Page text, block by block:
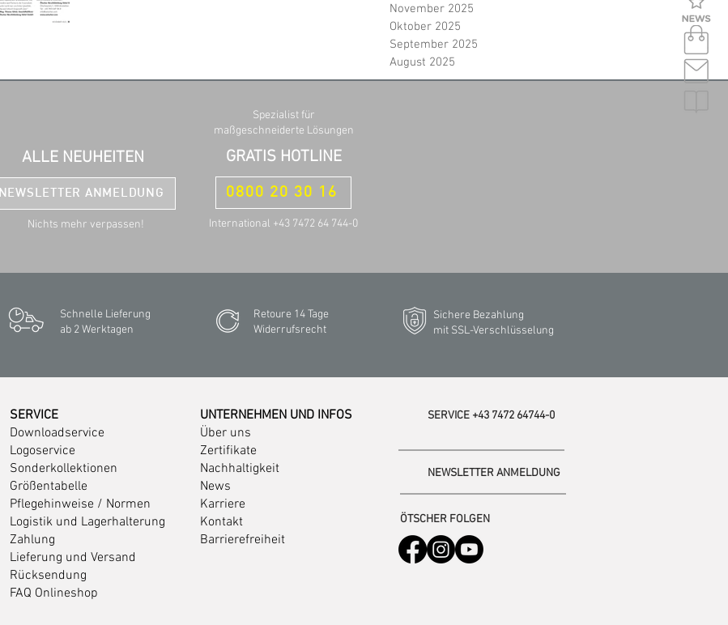
November 2025
Oktober 2025
September 2025
August 2025
ALLE NEUHEITEN
NEWSLETTER ANMELDUNG
Nichts mehr verpassen!
Spezialist für
maßgeschneiderte Lösungen
GRATIS HOTLINE
0800 20 30 16
International +43 7472 64 744-0
Schnelle Lieferung
ab 2 Werktagen
Retoure 14 Tage
Widerrufsrecht
Sichere Bezahlung
mit SSL-Verschlüsselung
SERVICE
Downloadservice
Logoservice
Sonderkollektionen
Größentabelle
Pflegehinweise / Normen
Logistik und Lagerhalterung
Zahlung
Lieferung und Versand
Rücksendung
FAQ Onlineshop
UNTERNEHMEN UND INFOS
Über uns
Zertifikate
Nachhaltigkeit
News
Karriere
Kontakt
Barrierefreiheit
SERVICE +43 7472 64744-0
NEWSLETTER ANMELDUNG
ÖTSCHER FOLGEN